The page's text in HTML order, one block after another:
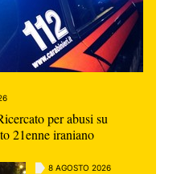
per abusi su
21enne iraniano
8 AGOSTO 2026